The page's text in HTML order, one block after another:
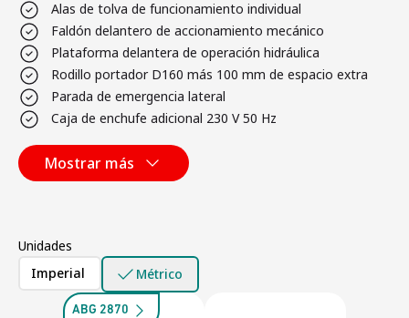
Alas de tolva de funcionamiento individual
Faldón delantero de accionamiento mecánico
Plataforma delantera de operación hidráulica
Rodillo portador D160 más 100 mm de espacio extra
Parada de emergencia lateral
Caja de enchufe adicional 230 V 50 Hz
Mostrar más
Unidades
Imperial
Métrico
ABG 2870